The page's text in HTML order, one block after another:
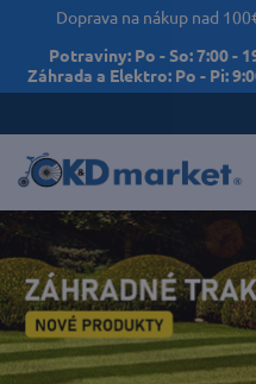
Doprava na nákup nad
Potraviny: Po - So: 7:00 -
Záhrada a Elektro: Po - Pi: